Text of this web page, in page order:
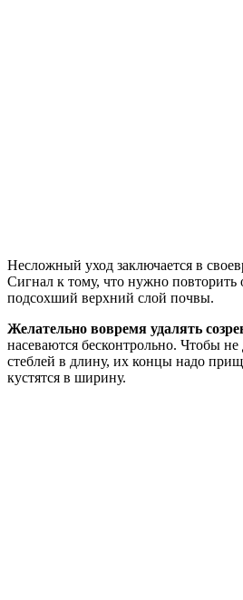
Несложный уход заключается в
Сигнал к тому, что нужно повторить
подсохший верхний слой почвы.
Желательно вовремя удалять
насеваются бесконтрольно. Чтобы не
стеблей в длину, их концы надо
кустятся в ширину.